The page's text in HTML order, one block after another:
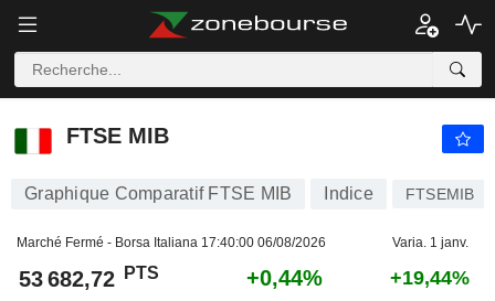
FTSE MIB
FTSE MIB
Graphique Comparatif FTSE MIB Indice FTSEMIB
Marché Fermé - Borsa Italiana 17:40:00 06/08/2026 Varia. 1 janv.
53 682,72 PTS +0,44% +19,44%